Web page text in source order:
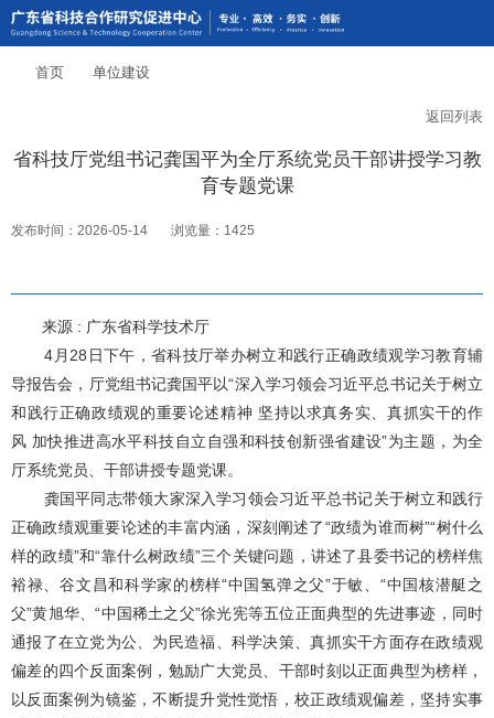
首页 单位建设
返回列表
省科技厅党组书记龚国平为全厅系统党员干部讲授学习教
育专题党课
发布时间：2026-05-14 浏览量：1425
来源 : 广东省科学技术厅
4月28日下午，省科技厅举办树立和践行正确政绩观学习教育辅
导报告会，厅党组书记龚国平以“深入学习领会习近平总书记关于树立
和践行正确政绩观的重要论述精神 坚持以求真务实、真抓实干的作
风 加快推进高水平科技自立自强和科技创新强省建设”为主题，为全
厅系统党员、干部讲授专题党课。
龚国平同志带领大家深入学习领会习近平总书记关于树立和践行
正确政绩观重要论述的丰富内涵，深刻阐述了“政绩为谁而树”“树什么
样的政绩”和“靠什么树政绩”三个关键问题，讲述了县委书记的榜样焦
裕禄、谷文昌和科学家的榜样“中国氢弹之父”于敏、“中国核潜艇之
父”黄旭华、“中国稀土之父”徐光宪等五位正面典型的先进事迹，同时
通报了在立党为公、为民造福、科学决策、真抓实干方面存在政绩观
偏差的四个反面案例，勉励广大党员、干部时刻以正面典型为榜样，
以反面案例为镜鉴，不断提升党性觉悟，校正政绩观偏差，坚持实事